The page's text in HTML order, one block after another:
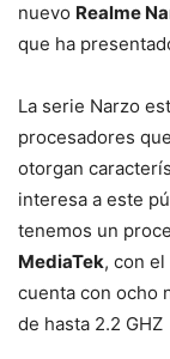
nuevo Realme
que ha
La serie Narzo
procesadores
otorgan
interesa a este
tenemos un
MediaTek, con
cuenta con ocho
de hasta 2.2 GHZ